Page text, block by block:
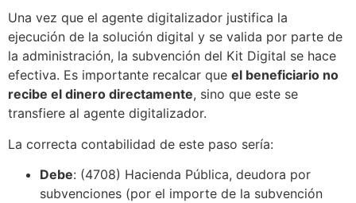
Una vez que el agente digitalizador justifica la
ejecución de la solución digital y se valida por parte de
la administración, la subvención del Kit Digital se hace
efectiva. Es importante recalcar que el beneficiario no
recibe el dinero directamente, sino que este se
transfiere al agente digitalizador.
La correcta contabilidad de este paso sería:
Debe: (4708) Hacienda Pública, deudora por
subvenciones (por el importe de la subvención